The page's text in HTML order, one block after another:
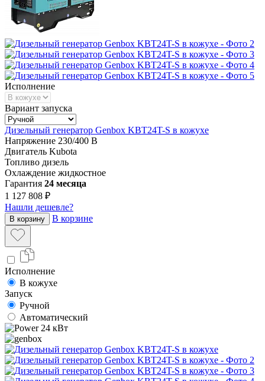
Исполнение
Вариант запуска
Дизельный генератор Genbox KBT24T-S в кожухе
Напряжение 230/400 В
Двигатель Kubota
Топливо дизель
Охлаждение жидкостное
Гарантия 24 месяца
1 127 808 ₽
Нашли дешевле?
В корзину В корзине
Исполнение
В кожухе
Запуск
Ручной
Автоматический
24 кВт